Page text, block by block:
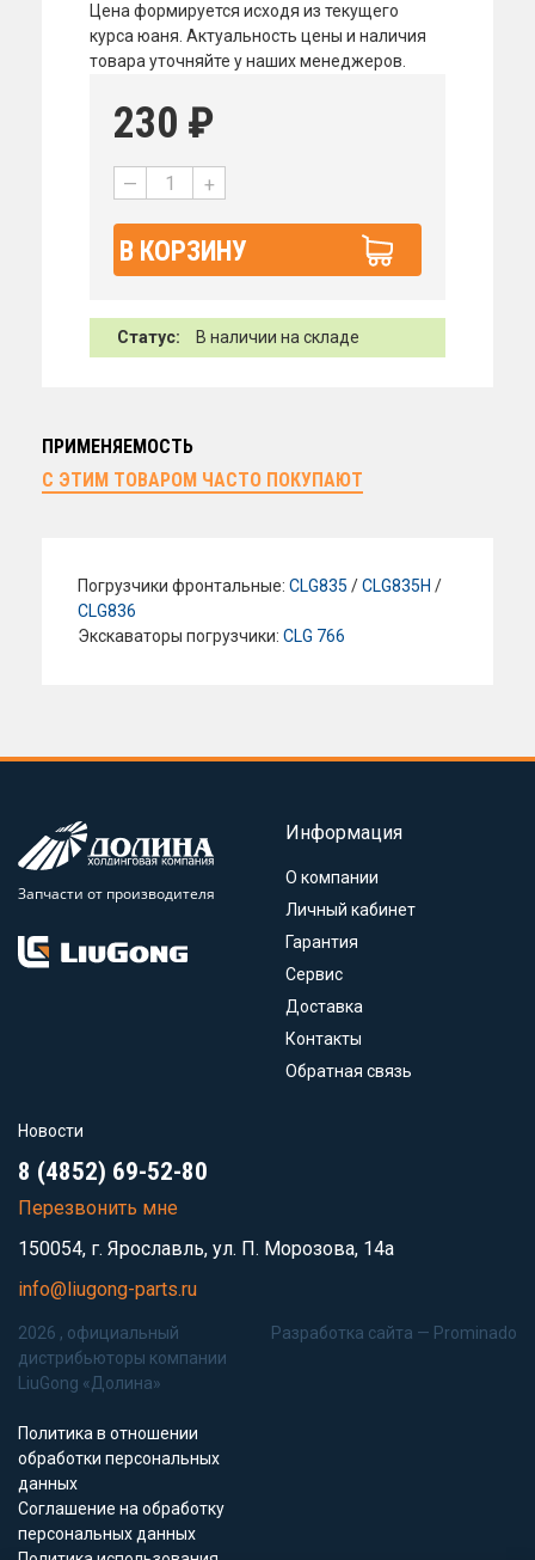
Цена формируется исходя из текущего
курса юаня. Актуальность цены и наличия
товара уточняйте у наших менеджеров.
230 ₽
— +
В КОРЗИНУ
Статус: В наличии на складе
ПРИМЕНЯЕМОСТЬ
С ЭТИМ ТОВАРОМ ЧАСТО ПОКУПАЮТ
Погрузчики фронтальные: CLG835 /CLG835H /
CLG836
Экскаваторы погрузчики: CLG 766
Запчасти от производителя
Информация
О компании
Личный кабинет
Гарантия
Сервис
Доставка
Контакты
Обратная связь
Новости
8 (4852) 69-52-80
Перезвонить мне
150054, г. Ярославль, ул. П. Морозова, 14а
info@liugong-parts.ru
2026 , официальный
дистрибьюторы компании
LiuGong «Долина»
Политика в отношении
обработки персональных
данных
Соглашение на обработку
персональных данных
Разработка сайта — Prominado